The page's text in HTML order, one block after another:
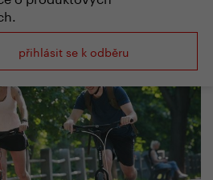
přihlásit se k odběru
na její zdravotní přínosy i rizika.
na co bychom si měli dát
u dětí?